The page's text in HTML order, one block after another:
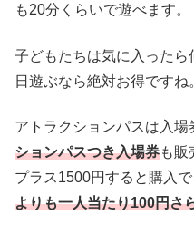
も20分くらいで遊べます。
子どもたちは気に入った
日遊ぶなら絶対お得ですね
アトラクションパスは入場
ションパスつき入場券も販
プラス1500円すると購入で
よりも一人当たり100円さ